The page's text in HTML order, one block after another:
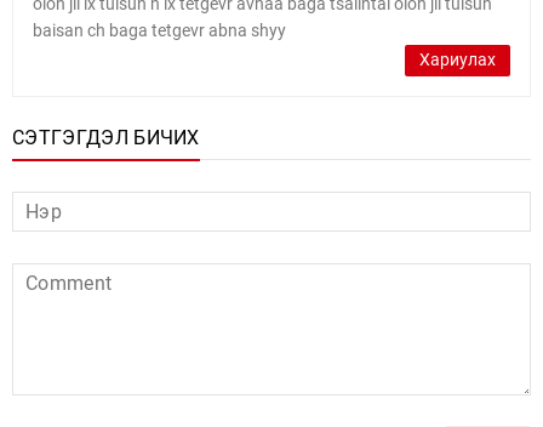
baisan ch baga tetgevr abna shyy
Хариулах
СЭТГЭГДЭЛ БИЧИХ